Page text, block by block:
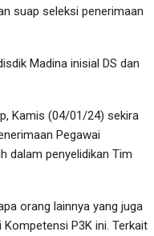
suap seleksi penerimaan
Madina inisial DS dan
Kamis (04/01/24) sekira
Pegawai
dalam penyelidikan Tim
orang lainnya yang juga
P3K ini. Terkait